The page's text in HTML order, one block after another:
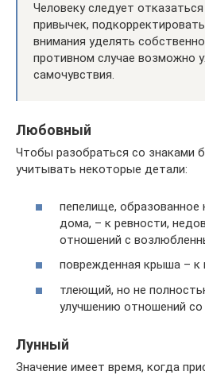
Человеку следует
привычек,
внимания уделять
противном случае возможно
самочувствия.
Любовный
Чтобы разобраться со знаками
учитывать некоторые детали:
пепелище, образованное
дома, – к ревности,
отношений с
поврежденная крыша – к
тлеющий, но не
улучшению отношений
Лунный
Значение имеет время, когда